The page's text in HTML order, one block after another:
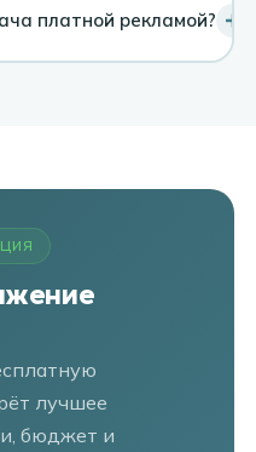
— через 4–6
платной рекламой?
лучшее
бюджет и